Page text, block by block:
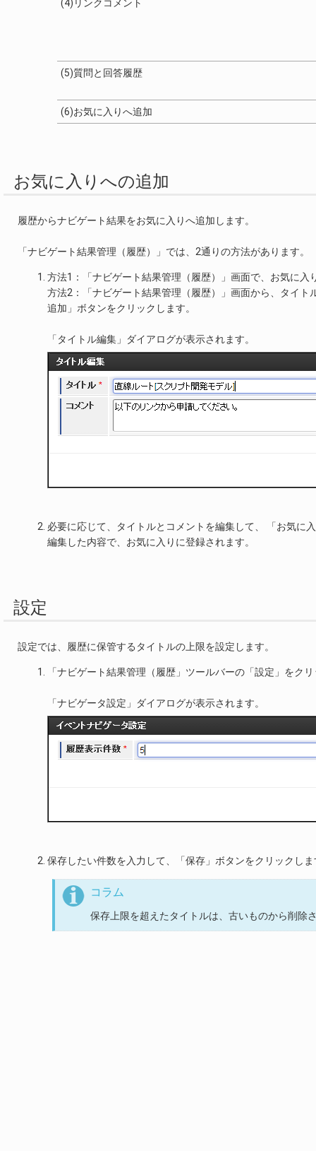
(4)リンクコメント
(5)質問と回答履歴
(6)お気に入りへ追加
お気に入りへの追加
履歴からナビゲート結果をお気に入りへ追加します。
「ナビゲート結果管理（履歴）」では、2通りの方法があります。
方法1：「ナビゲート結果管理（履歴）」画面で、お気に
方法2：「ナビゲート結果管理（履歴）」画面から、タイ
追加」ボタンをクリックします。
「タイトル編集」ダイアログが表示されます。
必要に応じて、タイトルとコメントを編集して、 「お気に
編集した内容で、お気に入りに登録されます。
設定
設定では、履歴に保管するタイトルの上限を設定します。
「ナビゲート結果管理（履歴」ツールバーの「設定」をク
「ナビゲータ設定」ダイアログが表示されます。
保存したい件数を入力して、「保存」ボタンをクリックしま
コラム
保存上限を超えたタイトルは、古いものから削除